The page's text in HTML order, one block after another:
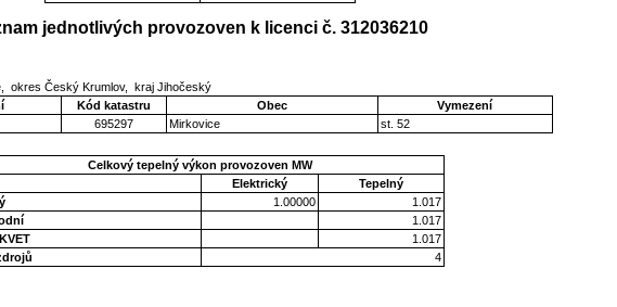
jednotlivých provozoven k licenci č. 312036210
okres Český Krumlov, kraj Jihočeský
Kód katastru Obec
Vymezení
695297 Mirkovice st. 52
Celkový tepelný výkon provozoven MW
Elektrický
Tepelný
1.00000
1.017
1.017
1.017
4